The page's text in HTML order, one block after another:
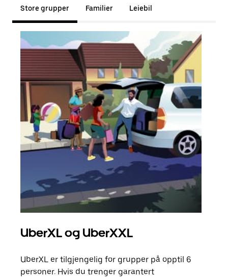
Store grupper Familier Leiebil
UberXL og UberXXL
UberXL er tilgjengelig for grupper på opptil 6
personer. Hvis du trenger garantert